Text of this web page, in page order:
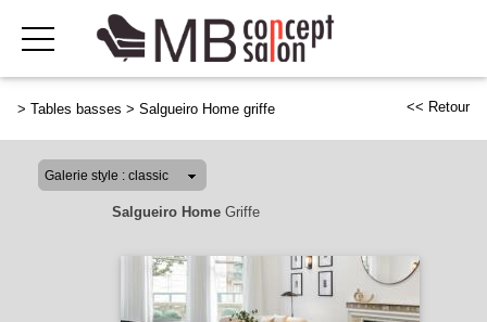
> Tables basses > Salgueiro Home griffe << Retour
Salgueiro HomeGriffe